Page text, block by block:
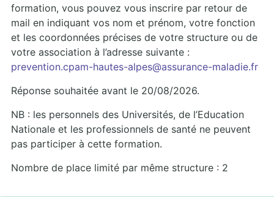
formation, vous pouvez vous inscrire par retour de
mail en indiquant vos nom et prénom, votre fonction
et les coordonnées précises de votre structure ou de
votre association à l’adresse suivante :
prevention.cpam-hautes-alpes@assurance-maladie.fr
Réponse souhaitée avant le 20/08/2026.
NB : les personnels des Universités, de l’Education
Nationale et les professionnels de santé ne peuvent
pas participer à cette formation.
Nombre de place limité par même structure : 2